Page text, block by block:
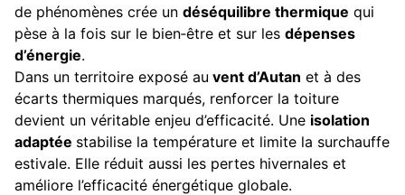
de phénomènes crée un déséquilibre thermique qui
pèse à la fois sur le bien‑être et sur les dépenses
d’énergie.
Dans un territoire exposé au vent d’Autan et à des
écarts thermiques marqués, renforcer la toiture
devient un véritable enjeu d’efficacité. Une isolation
adaptée stabilise la température et limite la surchauffe
estivale. Elle réduit aussi les pertes hivernales et
améliore l’efficacité énergétique globale.